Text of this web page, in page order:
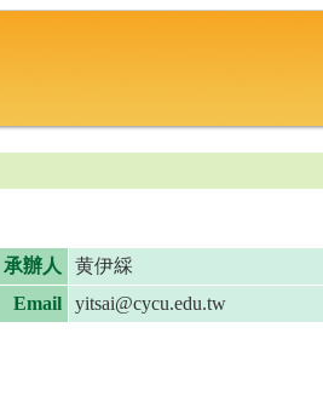
承辦人
黄伊綵
Email yitsai@cycu.edu.tw